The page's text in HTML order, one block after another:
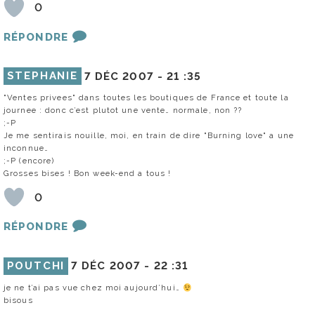
0
RÉPONDRE
STEPHANIE 7 DÉC 2007 -21 :35
"Ventes privees" dans toutes les boutiques de France et toute la
journee : donc c’est plutot une vente… normale, non ??
;-P
Je me sentirais nouille, moi, en train de dire "Burning love" a une
inconnue…
;-P (encore)
Grosses bises ! Bon week-end a tous !
0
RÉPONDRE
POUTCHI 7 DÉC 2007 - 22 :31
je ne t’ai pas vue chez moi aujourd’hui…
bisous